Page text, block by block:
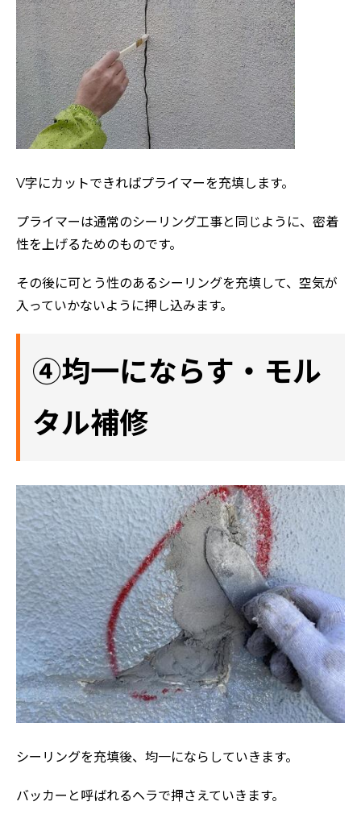
V字にカットできればプライマーを充填します。
プライマーは通常のシーリング工事と同じように、密着
性を上げるためのものです。
その後に可とう性のあるシーリングを充填して、空気が
入っていかないように押し込みます。
④均一にならす・モル
タル補修
シーリングを充填後、均一にならしていきます。
バッカーと呼ばれるヘラで押さえていきます。